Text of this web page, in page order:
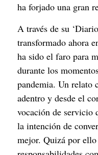
ha forjado una gran
A través de su
transformado ahora
ha sido el faro para
durante los
pandemia. Un relato
adentro y desde el
vocación de servicio
la intención de
mejor. Quizá por